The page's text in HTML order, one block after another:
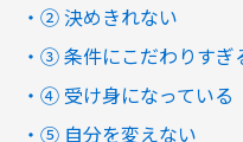
② 決めきれない
③ 条件にこだわりすぎ
④ 受け身になっている
⑤ 自分を変えない